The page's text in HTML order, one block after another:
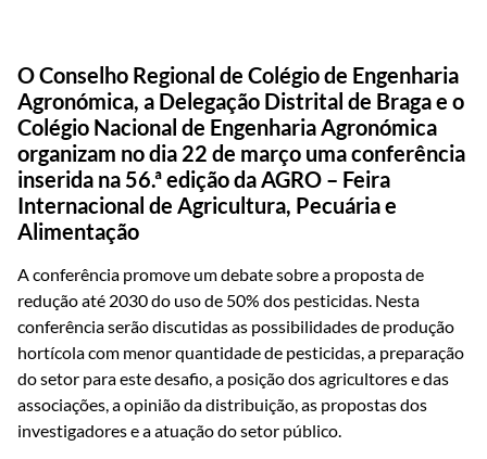
O Conselho Regional de Colégio de Engenharia
Agronómica, a Delegação Distrital de Braga e o
Colégio Nacional de Engenharia Agronómica
organizam no dia 22 de março uma conferência
inserida na 56.ª edição da AGRO – Feira
Internacional de Agricultura, Pecuária e
Alimentação
A conferência promove um debate sobre a proposta de
redução até 2030 do uso de 50% dos pesticidas. Nesta
conferência serão discutidas as possibilidades de produção
hortícola com menor quantidade de pesticidas, a preparação
do setor para este desafio, a posição dos agricultores e das
associações, a opinião da distribuição, as propostas dos
investigadores e a atuação do setor público.